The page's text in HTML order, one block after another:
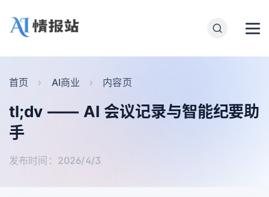
首页 AI商业 内容页
tl;dv —— AI 会议记录与智能纪要助
手
发布时间：2026/4/3